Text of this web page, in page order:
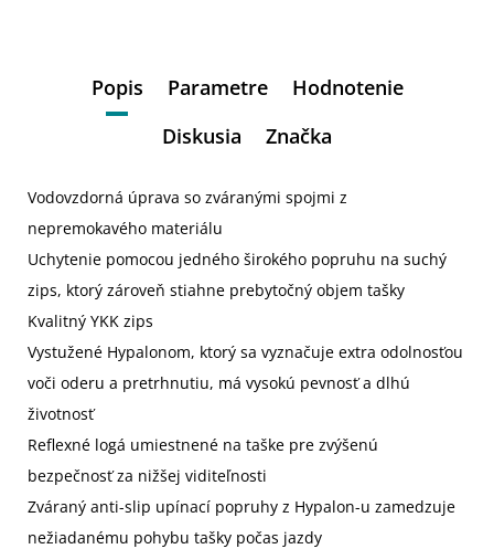
Popis Parametre
Hodnotenie
Diskusia
Značka
Vodovzdorná úprava so zváranými spojmi z
nepremokavého materiálu
Uchytenie pomocou jedného širokého popruhu na suchý
zips, ktorý zároveň stiahne prebytočný objem tašky
Kvalitný YKK zips
Vystužené Hypalonom, ktorý sa vyznačuje extra odolnosťou
voči oderu a pretrhnutiu, má vysokú pevnosť a dlhú
životnosť
Reflexné logá umiestnené na taške pre zvýšenú
bezpečnosť za nižšej viditeľnosti
Zváraný anti-slip upínací popruhy z Hypalon-u zamedzuje
nežiadanému pohybu tašky počas jazdy